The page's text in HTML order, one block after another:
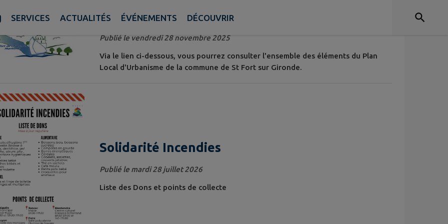
SERVICES ACTUALITÉS ÉVÉNEMENTS DÉCOUVRIR
Consultation du Plan Local d’Urbanisme
Publié le vendredi 28 novembre 2025
Via le lien ci-dessous, vous pourrez consulter l'ensemble des éléments du Plan
Local d'Urbanisme de la commune de St Fort sur Gironde.
Solidarité Incendies
Publié le mardi 28 juillet 2026
Liste des Dons et points de collecte